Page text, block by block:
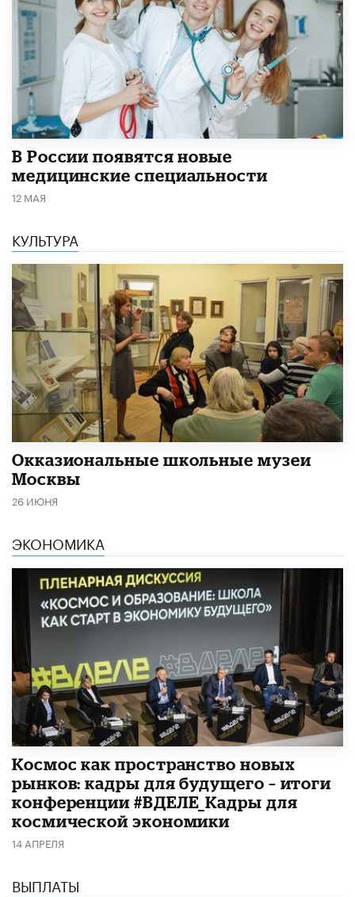
В России появятся новые
медицинские специальности
12 МАЯ
КУЛЬТУРА
​Окказиональные школьные музеи
Москвы
26 ИЮНЯ
ЭКОНОМИКА
Космос как пространство новых
рынков: кадры для будущего – итоги
конференции #ВДЕЛЕ_Кадры для
космической экономики
14 АПРЕЛЯ
ВЫПЛАТЫ